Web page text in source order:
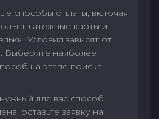
способы оплаты, включая
платежные карты и
Условия зависят от
Выберите наиболее
на этапе поиска
для вас способ
оставьте заявку на